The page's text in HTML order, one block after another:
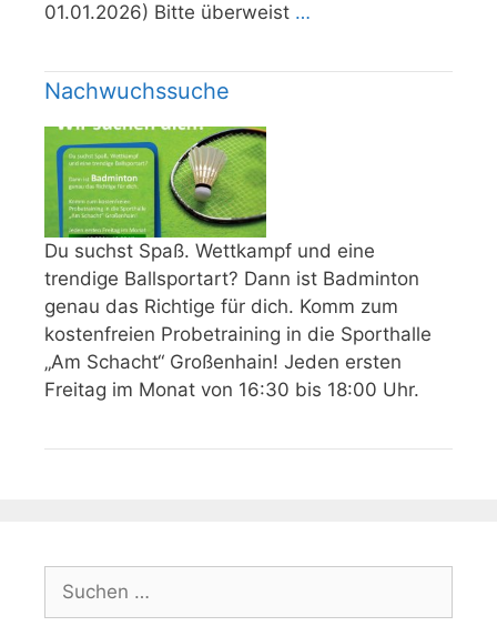
01.01.2026) Bitte überweist …
Nachwuchssuche
Du suchst Spaß. Wettkampf und eine
trendige Ballsportart? Dann ist Badminton
genau das Richtige für dich. Komm zum
kostenfreien Probetraining in die Sporthalle
„Am Schacht“ Großenhain! Jeden ersten
Freitag im Monat von 16:30 bis 18:00 Uhr.
Suchen
nach: